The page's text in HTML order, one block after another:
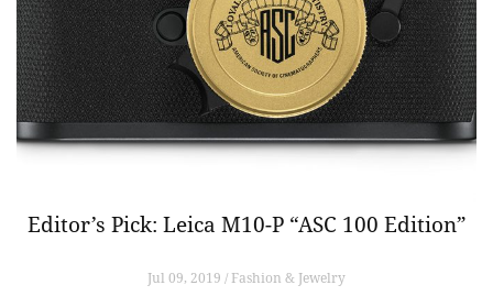
Editor’s Pick: Leica M10-P “ASC 100 Edition”
Jul 09, 2019 / Fashion & Jewelry